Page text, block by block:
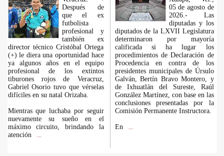
Después de
que el ex
futbolista
profesional y
también ex
director técnico Cristóbal Ortega
(+) le diera una oportunidad hace
ya algunos años en el equipo
profesional de los extintos
tiburones rojos de Veracruz,
Gabriel Osorio tuvo que vérselas
difíciles en su natal Orizaba.
Mientras que luchaba por seguir
nuevamente su sueño en el
máximo circuito, brindando la
atención
05 de agosto de
2026.- Las
diputadas y los
diputados de la LXVII Legislatura
determinaron por mayoría
calificada si ha lugar los
procedimientos de Declaración de
Procedencia en contra de los
presidentes municipales de Úrsulo
Galván, Bertín Bravo Montero, y
de Ixhuatlán del Sureste, Raúl
González Martínez, con base en las
conclusiones presentadas por la
Comisión Permanente Instructora.
En